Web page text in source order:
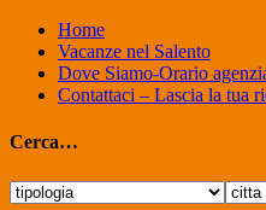
Home
Vacanze nel Salento
Dove Siamo-Orario
Contattaci – Lascia la tua
Cerca…